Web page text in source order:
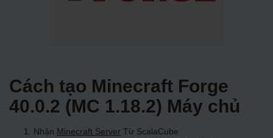
Cách tạo Minecraft Forge
40.0.2 (MC 1.18.2) Máy chủ
Nhận Minecraft Server Từ ScalaCube